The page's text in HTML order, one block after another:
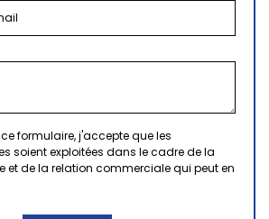
formulaire, j'accepte que les
soient exploitées dans le cadre de la
et de la relation commerciale qui peut en